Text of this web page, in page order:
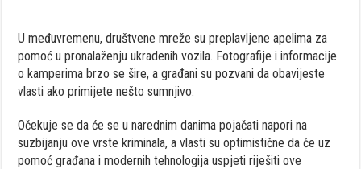
U međuvremenu, društvene mreže su preplavljene apelima za
pomoć u pronalaženju ukradenih vozila. Fotografije i informacije
o kamperima brzo se šire, a građani su pozvani da obavijeste
vlasti ako primijete nešto sumnjivo.
Očekuje se da će se u narednim danima pojačati napori na
suzbijanju ove vrste kriminala, a vlasti su optimistične da će uz
pomoć građana i modernih tehnologija uspjeti riješiti ove